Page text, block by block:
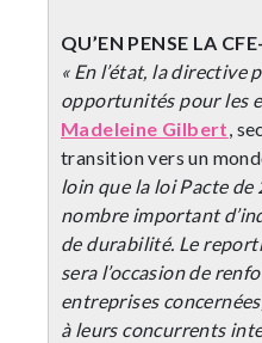
QU’EN PENSE LA
« En l’état, la directive
opportunités pour les
Madeleine Gilbert,
transition vers un
loin que la loi Pacte
nombre important
de durabilité. Le
sera l’occasion de
entreprises
à leurs concurrents